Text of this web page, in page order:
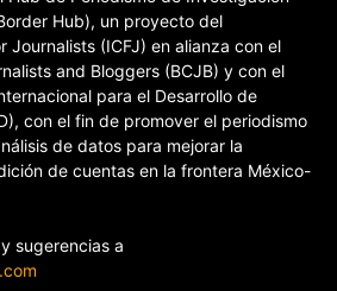
Hub), un proyecto del
Journalists (ICFJ) en alianza con el
and Bloggers (BCJB) y con el
para el Desarrollo de
con el fin de promover el periodismo
de datos para mejorar la
de cuentas en la frontera México-
sugerencias a